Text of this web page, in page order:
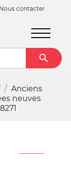
Nous contacter

Anciens
neuves